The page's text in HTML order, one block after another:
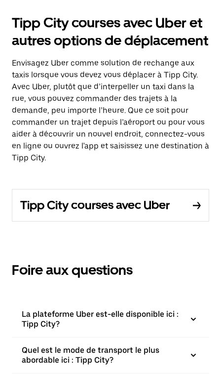
Tipp City courses avec Uber et
autres options de déplacement
Envisagez Uber comme solution de rechange aux
taxis lorsque vous devez vous déplacer à Tipp City.
Avec Uber, plutôt que d’interpeller un taxi dans la
rue, vous pouvez commander des trajets à la
demande, peu importe l’heure. Que ce soit pour
commander un trajet depuis l’aéroport ou pour vous
aider à découvrir un nouvel endroit, connectez-vous
en ligne ou ouvrez l'app et saisissez une destination à
Tipp City.
Tipp City courses avec Uber
Foire aux questions
La plateforme Uber est-elle disponible ici :
Tipp City?
Quel est le mode de transport le plus
abordable ici : Tipp City?